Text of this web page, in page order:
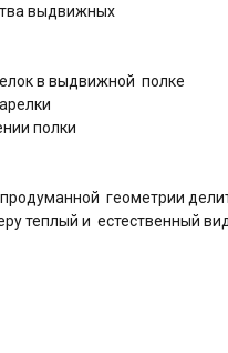
выдвижных
в выдвижной полке
полки
геометрии
теплый и естественный